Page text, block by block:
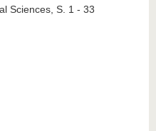
Sciences, S. 1 - 33